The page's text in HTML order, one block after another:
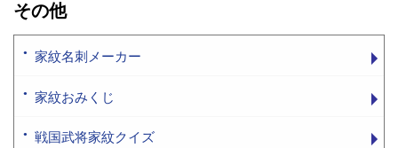
その他
家紋名刺メーカー
家紋おみくじ
戦国武将家紋クイズ